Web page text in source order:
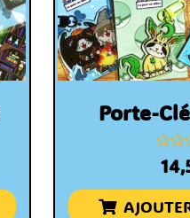
Porte-
Note